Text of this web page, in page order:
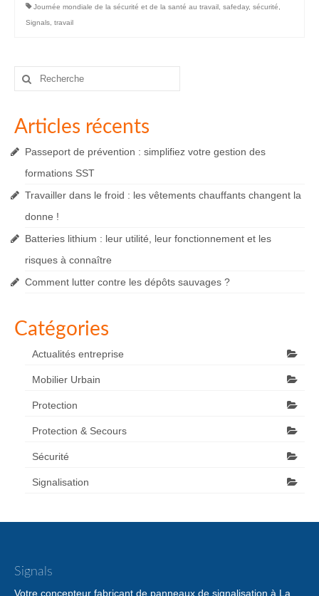
Journée mondiale de la sécurité et de la santé au travail , safeday, sécurité,
Signals, travail
Rechercher
Articles récents
Passeport de prévention : simplifiez votre gestion des
formations SST
Travailler dans le froid : les vêtements chauffants changent la
donne !
Batteries lithium : leur utilité, leur fonctionnement et les
risques à connaître
Comment lutter contre les dépôts sauvages ?
Catégories
Actualités entreprise
Mobilier Urbain
Protection
Protection & Secours
Sécurité
Signalisation
Signals
Votre concepteur fabricant de panneaux de signalisation à La